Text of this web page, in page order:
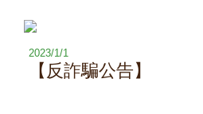
2023/1/1
【反詐騙公告】